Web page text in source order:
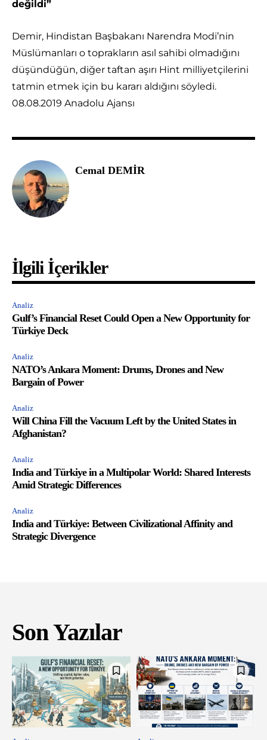
değildi”
Demir, Hindistan Başbakanı Narendra Modi’nin
Müslümanları o toprakların asıl sahibi olmadığını
düşündüğün, diğer taftan aşırı Hint milliyetçilerini
tatmin etmek için bu kararı aldığını söyledi.
08.08.2019 Anadolu Ajansı
Cemal DEMİR
İlgili İçerikler
Analiz
Gulf’s Financial Reset Could Open a New Opportunity for
Türkiye Deck
Analiz
NATO’s Ankara Moment: Drums, Drones and New
Bargain of Power
Analiz
Will China Fill the Vacuum Left by the United States in
Afghanistan?
Analiz
India and Türkiye in a Multipolar World: Shared Interests
Amid Strategic Differences
Analiz
India and Türkiye: Between Civilizational Affinity and
Strategic Divergence
Son Yazılar